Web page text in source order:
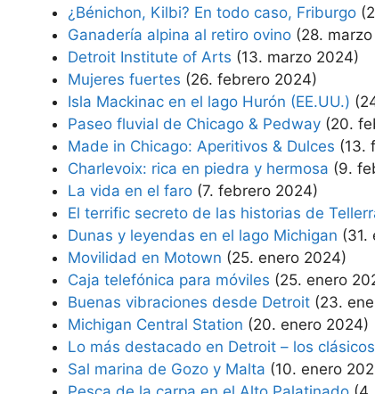
¿Bénichon, Kilbi? En todo caso, Friburgo
Ganadería alpina al retiro ovino (28.
Detroit Institute of Arts (13. marzo 2024)
Mujeres fuertes (26. febrero 2024)
Isla Mackinac en el lago Hurón (EE.UU.)
Paseo fluvial de Chicago & Pedway (20.
Made in Chicago: Aperitivos & Dulces (13.
Charlevoix: rica en piedra y hermosa (9.
La vida en el faro (7. febrero 2024)
El terrific secreto de las historias de
Dunas y leyendas en el lago Michigan (31.
Movilidad en Motown (25. enero 2024)
Caja telefónica para móviles (25. enero
Buenas vibraciones desde Detroit (23.
Michigan Central Station (20. enero 2024)
Lo más destacado en Detroit – los clásicos
Sal marina de Gozo y Malta (10. enero